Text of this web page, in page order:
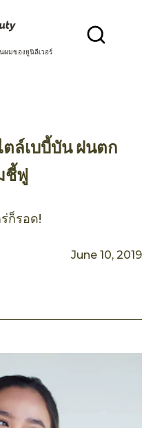
ผมของยูนิลีเวอร์
ล์เบบี้บัน ฝนตก
ชี้ฟู
ก็รอด!
June 10, 2019